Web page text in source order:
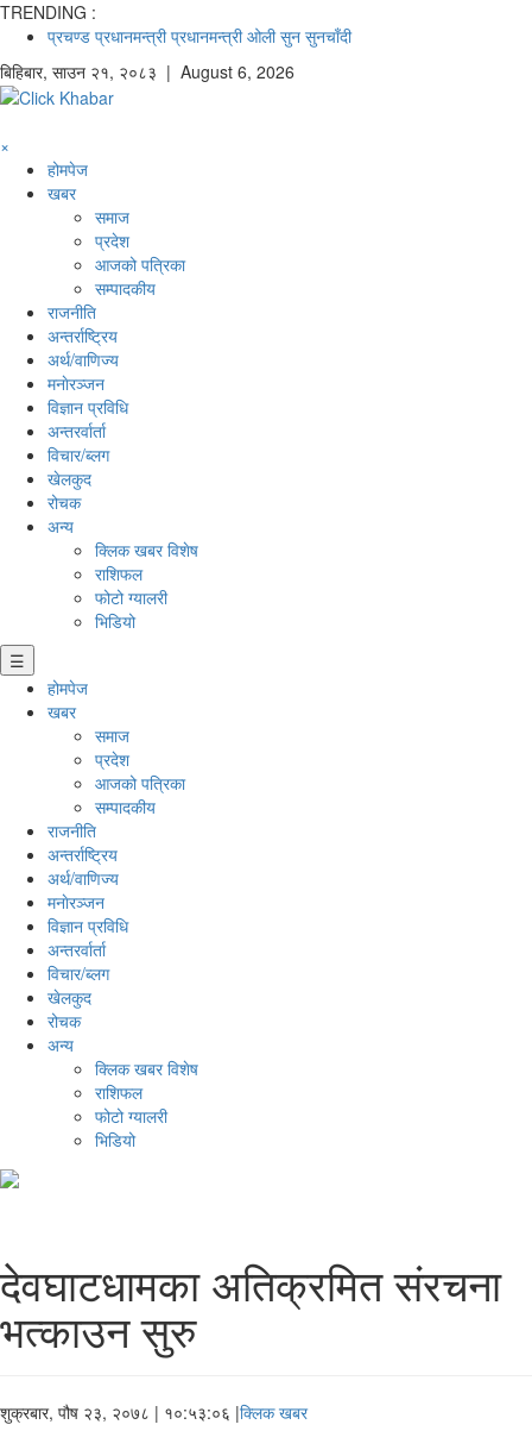
TRENDING :
प्रचण्ड प्रधानमन्त्री प्रधानमन्त्री ओली सुन सुनचाँदी
बिहिबार, साउन २१, २०८३ | August 6, 2026
×
होमपेज
खबर
समाज
प्रदेश
आजको पत्रिका
सम्पादकीय
राजनीति
अन्तर्राष्ट्रिय
अर्थ/वाणिज्य
मनाेरञ्जन
विज्ञान प्रविधि
अन्तरर्वार्ता
विचार/ब्लग
खेलकुद
रोचक
अन्य
क्लिक खबर विशेष
राशिफल
फोटो ग्यालरी
भिडियो
☰
होमपेज
खबर
समाज
प्रदेश
आजको पत्रिका
सम्पादकीय
राजनीति
अन्तर्राष्ट्रिय
अर्थ/वाणिज्य
मनाेरञ्जन
विज्ञान प्रविधि
अन्तरर्वार्ता
विचार/ब्लग
खेलकुद
रोचक
अन्य
क्लिक खबर विशेष
राशिफल
फोटो ग्यालरी
भिडियो
देवघाटधामका अतिक्रमित संरचना
भत्काउन सुरु
शुक्रबार, पौष २३, २०७८ | १०:५३:०६ |क्लिक खबर